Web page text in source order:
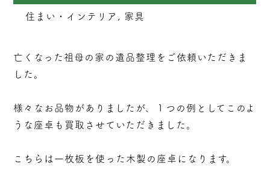
住まい・インテリア, 家具
亡くなった祖母の家の遺品整理をご依頼いただきま
した。
様々なお品物がありましたが、１つの例としてこのよ
うな座卓も買取させていただきました。
こちらは一枚板を使った木製の座卓になります。